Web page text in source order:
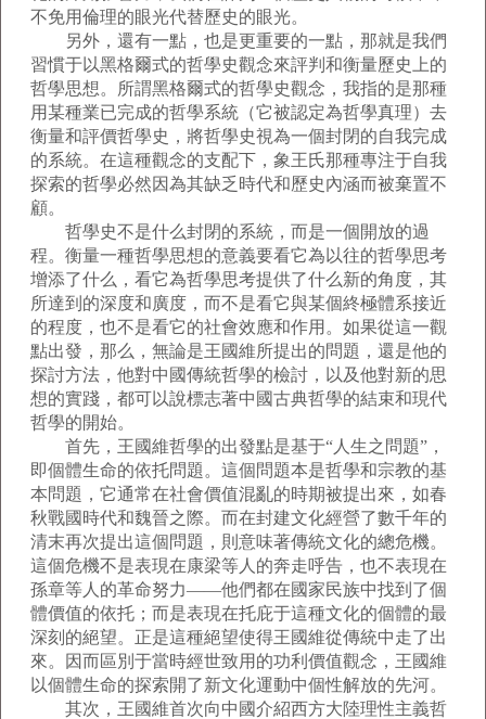
不免用倫理的眼光代替歷史的眼光。
另外，還有一點，也是更重要的一點，那就是我們
習慣于以黑格爾式的哲學史觀念來評判和衡量歷史上的
哲學思想。所謂黑格爾式的哲學史觀念，我指的是那種
用某種業已完成的哲學系統（它被認定為哲學真理）去
衡量和評價哲學史，將哲學史視為一個封閉的自我完成
的系統。在這種觀念的支配下，象王氏那種專注于自我
探索的哲學必然因為其缺乏時代和歷史內涵而被棄置不
顧。
哲學史不是什么封閉的系統，而是一個開放的過
程。衡量一種哲學思想的意義要看它為以往的哲學思考
增添了什么，看它為哲學思考提供了什么新的角度，其
所達到的深度和廣度，而不是看它與某個終極體系接近
的程度，也不是看它的社會效應和作用。如果從這一觀
點出發，那么，無論是王國維所提出的問題，還是他的
探討方法，他對中國傳統哲學的檢討，以及他對新的思
想的實踐，都可以說標志著中國古典哲學的結束和現代
哲學的開始。
首先，王國維哲學的出發點是基于“人生之問題”，
即個體生命的依托問題。這個問題本是哲學和宗教的基
本問題，它通常在社會價值混亂的時期被提出來，如春
秋戰國時代和魏晉之際。而在封建文化經營了數千年的
清末再次提出這個問題，則意味著傳統文化的總危機。
這個危機不是表現在康梁等人的奔走呼告，也不表現在
孫章等人的革命努力——他們都在國家民族中找到了個
體價值的依托；而是表現在托庇于這種文化的個體的最
深刻的絕望。正是這種絕望使得王國維從傳統中走了出
來。因而區別于當時經世致用的功利價值觀念，王國維
以個體生命的探索開了新文化運動中個性解放的先河。
其次，王國維首次向中國介紹西方大陸理性主義哲